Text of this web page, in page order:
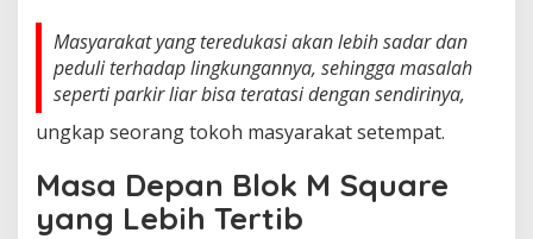
Masyarakat yang teredukasi akan lebih sadar dan
peduli terhadap lingkungannya, sehingga masalah
seperti parkir liar bisa teratasi dengan sendirinya,
ungkap seorang tokoh masyarakat setempat.
Masa Depan Blok M Square
yang Lebih Tertib